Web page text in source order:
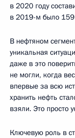
в 2020 году
в 2019-м было
В нефтяном
уникальная
даже в это
не могли, когда
впервые за всю
хранить нефть
взяли. Это просто
Ключевую роль в